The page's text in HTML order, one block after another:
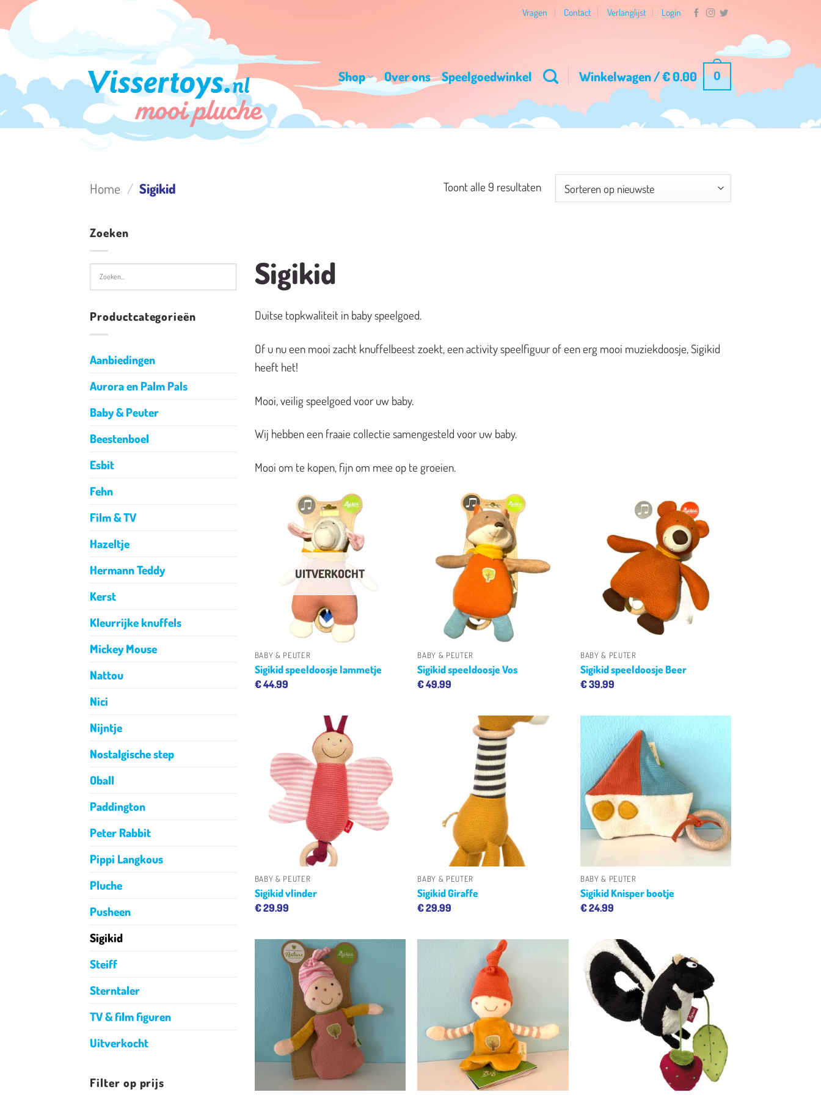
naar
inhoud
Vragen Contact Verlanglijst Login
Shop Over ons Speelgoedwinkel Winkelwagen /€0.00 0
Home / Sigikid Toont alle 9 resultatenGesorteerd
Zoeken
Productcategorieën
Aanbiedingen
Aurora en Palm Pals
Baby & Peuter
Beestenboel
Esbit
Fehn
Film & TV
Hazeltje
Hermann Teddy
Kerst
Kleurrijke knuffels
Mickey Mouse
Nattou
Nici
Nijntje
Nostalgische step
Oball
Paddington
Peter Rabbit
Pippi Langkous
Pluche
Pusheen
Sigikid
Steiff
Sterntaler
TV & film figuren
Uitverkocht
Filter op prijs
Sigikid
Duitse topkwaliteit in baby speelgoed.
Of u nu een mooi zacht knuffelbeest zoekt, een activity speelfiguur of een erg mooi muziekdoosje, Sigikid
heeft het!
Mooi, veilig speelgoed voor uw baby.
Wij hebben een fraaie collectie samengesteld voor uw baby.
Mooi om te kopen, fijn om mee op te groeien.
Toevoegen
verlanglijst
UITVERKOCHT
BABY & PEUTER
Sigikid speeldoosje lammetje
€44.99
BABY & PEUTER
Sigikid speeldoosje Vos
€49.99
Toevoegen
aan
verlanglijst
BABY & PEUTER
Sigikid speeldoosje Beer
€39.99
Toevoegen
aan
verlanglijst
BABY & PEUTER
Sigikid vlinder
€29.99
BABY & PEUTER
Sigikid Giraffe
€29.99
verlanglijst
BABY & PEUTER
Sigikid Knisper bootje
€24.99
Toevoegen
aan
verlanglijst